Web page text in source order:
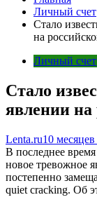
Личный счет
Стало
на
Личный счет
Стало
явлении на
Lenta.ru10 месяцев
В последнее
новое тревожное
постепенно
quiet cracking. Об